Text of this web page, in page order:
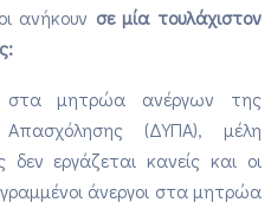
ανήκουν σε μία τουλάχιστον
στα μητρώα ανέργων της
(ΔΥΠΑ), μέλη
δεν εργάζεται κανείς και οι
άνεργοι στα μητρώα